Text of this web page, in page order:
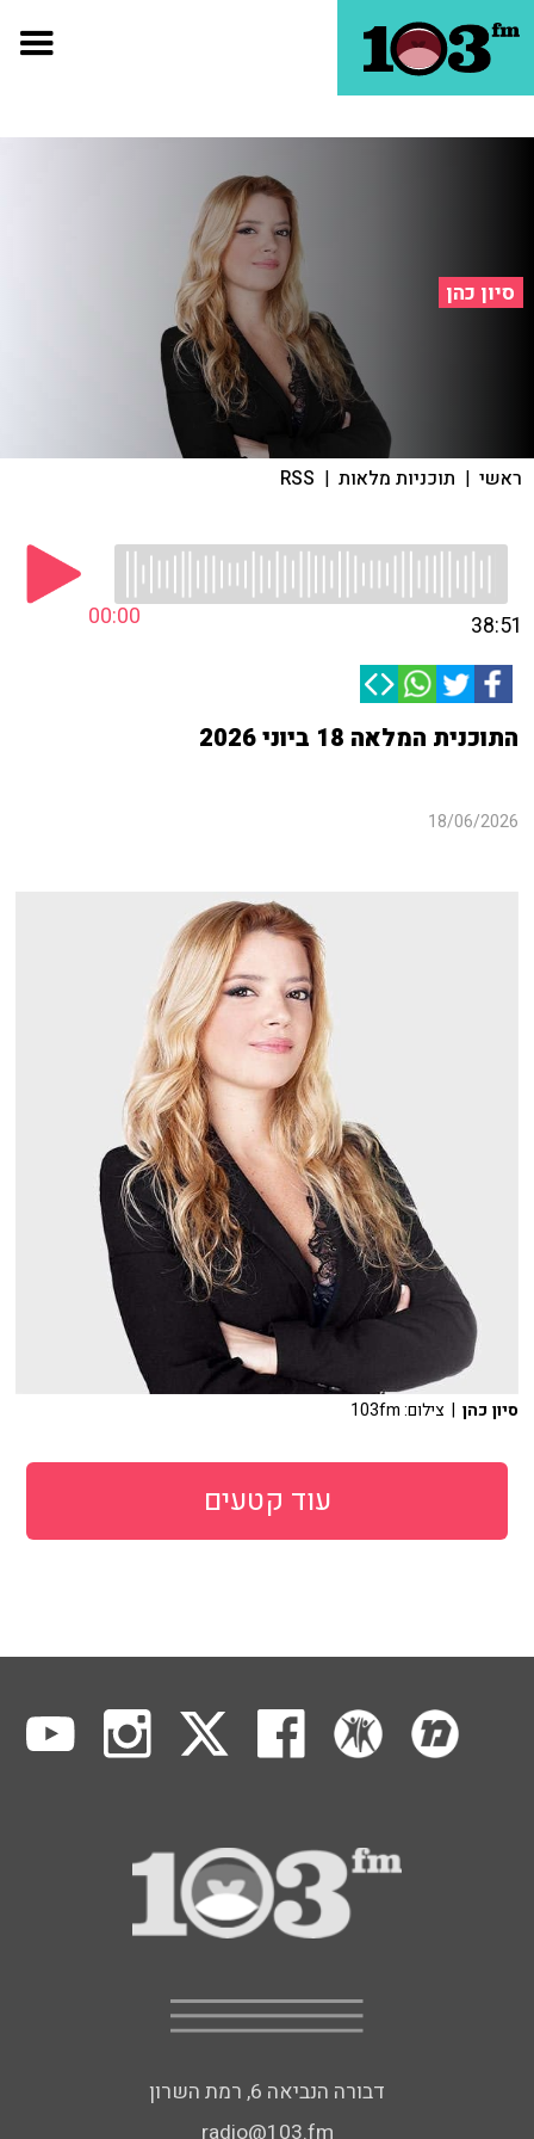
סיון כהן
ראשי | תוכניות מלאות |
RSS
00:00 38:51
התוכנית המלאה 18 ביוני 2026
18/06/2026
סיון כהן | צילום: 103fm
עוד קטעים
דבורה הנביאה 6, רמת השרון
radio@103.fm